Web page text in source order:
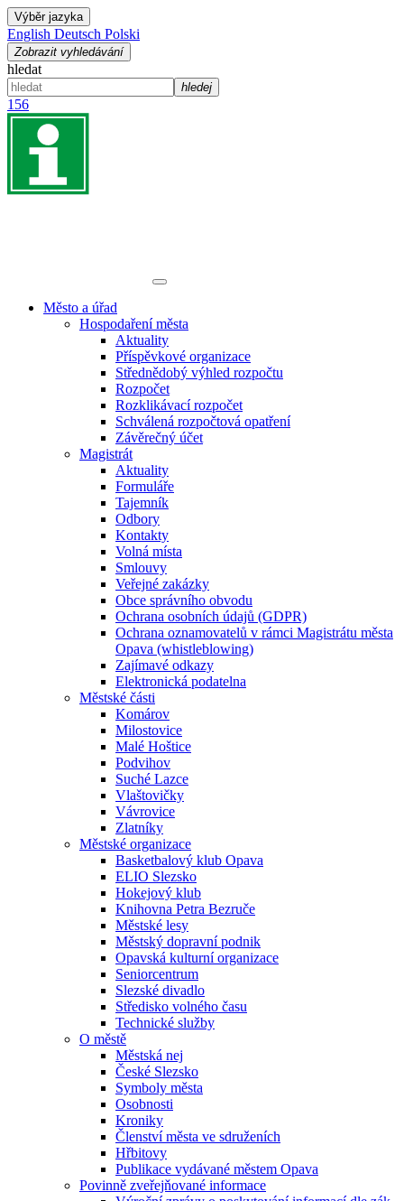
Výběr jazyka
English Deutsch Polski
Zobrazit vyhledávání
hledat
hledej
156
Město a úřad
Hospodaření města
Aktuality
Příspěvkové organizace
Střednědobý výhled rozpočtu
Rozpočet
Rozklikávací rozpočet
Schválená rozpočtová opatření
Závěrečný účet
Magistrát
Aktuality
Formuláře
Tajemník
Odbory
Kontakty
Volná místa
Smlouvy
Veřejné zakázky
Obce správního obvodu
Ochrana osobních údajů (GDPR)
Ochrana oznamovatelů v rámci Magistrátu města
Opava (whistleblowing)
Zajímavé odkazy
Elektronická podatelna
Městské části
Komárov
Milostovice
Malé Hoštice
Podvihov
Suché Lazce
Vlaštovičky
Vávrovice
Zlatníky
Městské organizace
Basketbalový klub Opava
ELIO Slezsko
Hokejový klub
Knihovna Petra Bezruče
Městské lesy
Městský dopravní podnik
Opavská kulturní organizace
Seniorcentrum
Slezské divadlo
Středisko volného času
Technické služby
O městě
Městská nej
České Slezsko
Symboly města
Osobnosti
Kroniky
Členství města ve sdruženích
Hřbitovy
Publikace vydávané městem Opava
Povinně zveřejňované informace